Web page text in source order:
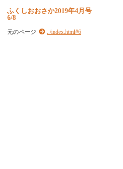
ふくしおおさか2019年4月号
6/8
元のページ ../index.html#6